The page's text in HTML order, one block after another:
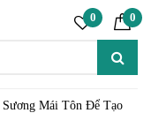
0 0
Mái Tôn Để Tạo